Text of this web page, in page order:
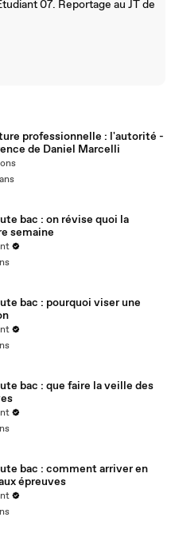
07. Reportage au JT de
professionnelle : l'autorité -
de Daniel Marcelli
bac : on révise quoi la
semaine
bac : pourquoi viser une
bac : que faire la veille des
bac : comment arriver en
épreuves